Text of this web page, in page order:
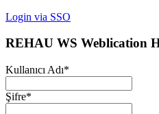
Login via SSO
REHAU WS Weblication
Kullanıcı Adı*
Şifre*